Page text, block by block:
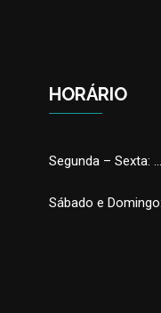
HORÁRIO
Segunda – Sexta:
Sábado e